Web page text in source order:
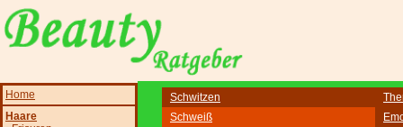
Schwitzen
Schweiß
Home
Haare